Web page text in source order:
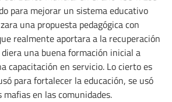
para mejorar un sistema educativo
una propuesta pedagógica con
realmente aportara a la recuperación
una buena formación inicial a
capacitación en servicio. Lo cierto es
para fortalecer la educación, se usó
mafias en las comunidades.